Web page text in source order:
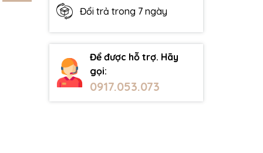
Đổi trả trong 7 ngày
Để được hỗ trợ. Hãy
gọi:
0917.053.073